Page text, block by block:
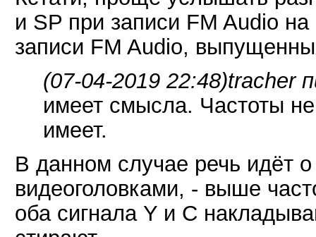
и SP при записи FM Audio
записи FM Audio,
(07-04-2019 22:48)tracher
имеет смысла. Частоты
имеет.
В данном случае речь идёт
видеоголовками, - выше
оба сигнала Y и C